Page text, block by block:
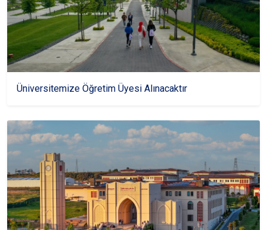
Üniversitemize Öğretim Üyesi Alınacaktır